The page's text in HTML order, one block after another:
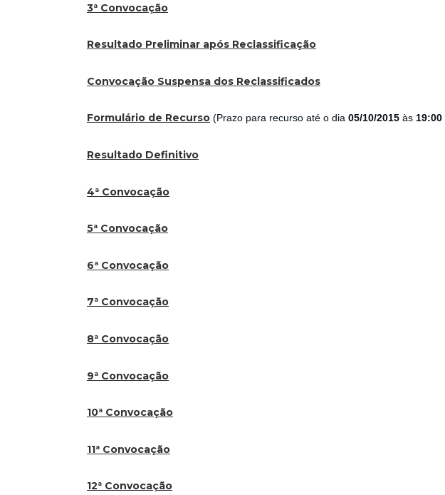
3ª Convocação
Resultado Preliminar após Reclassificação
Convocação Suspensa dos Reclassificados
Formulário de Recurso (Prazo para recurso até o dia 05/10/2015 às 19:00
Resultado Definitivo
4ª Convocação
5ª Convocação
6ª Convocação
7ª Convocação
8ª Convocação
9ª Convocação
10ª Convocação
11ª Convocação
12ª Convocação